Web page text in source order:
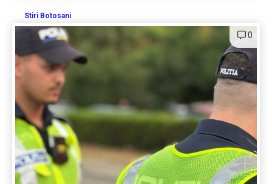
Stiri Botosani
0